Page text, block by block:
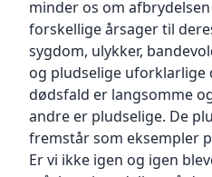
minder os om
forskellige årsager til
sygdom, ulykker,
og pludselige uforklarlige
dødsfald er langsomme
andre er pludselige. De
fremstår som eksempler
Er vi ikke igen og igen
fratrækkes momsen
Betaling
Du kan vælge at betale
Med kort
Dankort, VISA/Dankort,
MasterCard/Eurocard,
Når du betaler med kort,
informationer vi får fra
hjemmesiden at
markedsføring,
herunder retargeting via
Pinterest, Snapchat,
du
har samtykket til
Retsgrundlaget for
har anmodet om. Det
bruges for at få en
Webanalyse cookies
Sentry bruger cookies
(samlet benævnt
bruge
personlig information
gemme dine